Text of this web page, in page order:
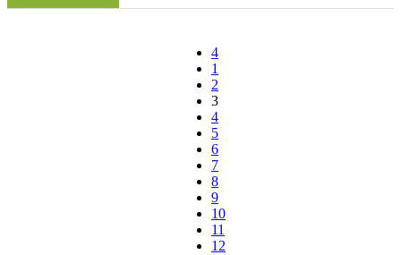
1
2
3
4
5
6
7
8
9
10
11
12